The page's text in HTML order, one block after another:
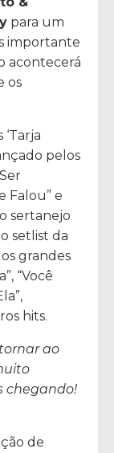
para um
importante
acontecerá
os
pelos
Falou” e
sertanejo
setlist da
grandes
“Você
hits.
ao
chegando!
de